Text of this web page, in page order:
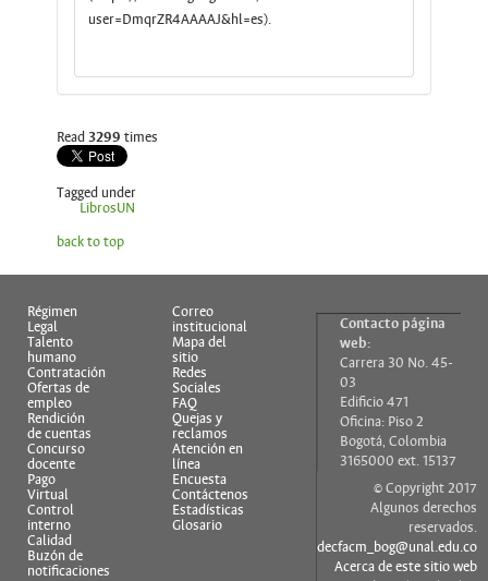
user=DmqrZR4AAAAJ&hl=es).
Read3299 times
Tagged under
LibrosUN
back to top
Régimen
Legal
Talento
humano
Contratación
Ofertas de
empleo
Rendición
de cuentas
Concurso
docente
Pago
Virtual
Control
interno
Calidad
Buzón de
notificaciones
Correo
institucional
Mapa del
sitio
Redes
Sociales
FAQ
Quejas y
reclamos
Atención en
línea
Encuesta
Contáctenos
Estadísticas
Glosario
Contacto página
web:
Carrera 30 No. 45-
03
Edificio 471
Oficina: Piso 2
Bogotá, Colombia
3165000 ext. 15137
© Copyright 2017
Algunos derechos
reservados.
decfacm_bog@unal.edu.co
Acerca de este sitio web